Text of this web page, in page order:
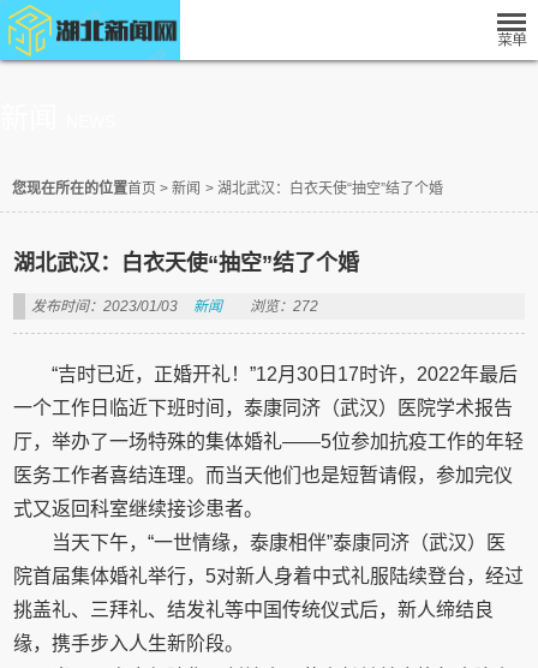
您现在所在的位置首页 > 新闻 > 湖北武汉：白衣天使“抽空”结了个婚
湖北武汉：白衣天使“抽空”结了个婚
发布时间：2023/01/03 新闻 浏览：272
“吉时已近，正婚开礼！”12月30日17时许，2022年最后
一个工作日临近下班时间，泰康同济（武汉）医院学术报告
厅，举办了一场特殊的集体婚礼——5位参加抗疫工作的年轻
医务工作者喜结连理。而当天他们也是短暂请假，参加完仪
式又返回科室继续接诊患者。
当天下午，“一世情缘，泰康相伴”泰康同济（武汉）医
院首届集体婚礼举行，5对新人身着中式礼服陆续登台，经过
挑盖礼、三拜礼、结发礼等中国传统仪式后，新人缔结良
缘，携手步入人生新阶段。